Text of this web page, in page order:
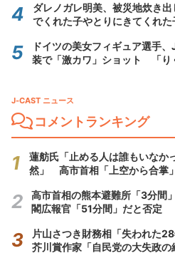
ダレノガレ明美、被災地炊き
でくれた子やとりにきてくれた
ドイツの美女フィギュア選手
装で「激カワ」ショット 「り
J-CAST ニュース
コメントランキング
蓮舫氏「止める人は誰もいなか
然」 高市首相「上空から合掌
高市首相の熊本避難所「3分
閣広報官「51分間」だと否定
片山さつき財務相「失われた
芥川賞作家「自民党の大失政の